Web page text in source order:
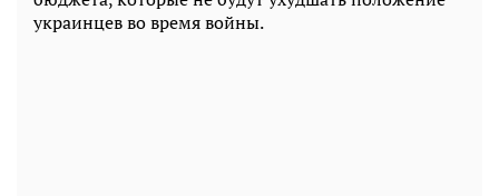
украинцев во время войны.